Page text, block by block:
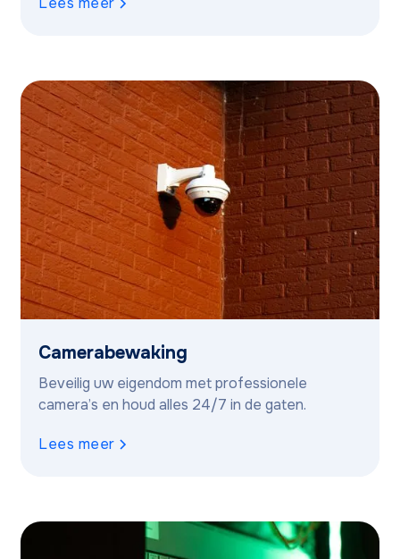
Camerabewaking
Beveilig uw eigendom met professionele
camera’s en houd alles 24/7 in de gaten.
Lees meer